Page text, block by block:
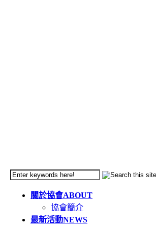
關於協會ABOUT
協會簡介
最新活動NEWS